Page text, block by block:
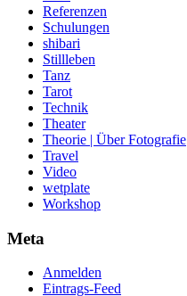
Referenzen
Schulungen
shibari
Stillleben
Tanz
Tarot
Technik
Theater
Theorie | Über Fotografie
Travel
Video
wetplate
Workshop
Meta
Anmelden
Eintrags-Feed